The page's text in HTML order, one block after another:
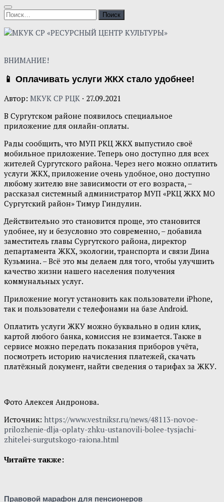
ВНИМАНИЕ!
📱 Оплачивать услуги ЖКХ стало удобнее!
Автор: МКУК СР РЦК · 27.09.2021
В Сургутском районе появилось специальное
приложение для онлайн-оплаты.
Рады сообщить, что МУП РКЦ ЖКХ выпустило своё
мобильное приложение. Теперь оно доступно для всех
жителей Сургутского района. Через него можно оплатить
услуги ЖКХ, приложение очень удобное, оно доступно
любому жителю вне зависимости от его возраста, –
рассказал системный администратор МУП «РКЦ ЖКХ МО
Сургутский район» Тимур Гиндулин.
Действительно это становится проще, это становится
удобнее, ну и безусловно это современно, – добавила
заместитель главы Сургутского района, директор
департамента ЖКХ, экологии, транспорта и связи Дина
Кузьмина. – Всё это мы делаем для того, чтобы улучшить
качество жизни нашего населения получения
коммунальных услуг.
Приложение могут установить как пользователи iPhone,
так и пользователи с телефонами на базе Android.
Оплатить услуги ЖКУ можно буквально в один клик,
картой любого банка, комиссия не взимается. Также в
сервисе можно передать показания приборов учёта,
посмотреть историю начисления платежей, скачать
платёжный документ, найти сведения о тарифах за ЖКУ.
Фото Алексея Андронова.
Источник: https://www.vestniksr.ru/news/48113-novoe-
prilozhenie-dlja-oplaty-zhku-ustanovili-bolee-tysjachi-
zhitelei-surgutskogo-raiona.html
Читайте также:
Правовой марафон для пенсионеров